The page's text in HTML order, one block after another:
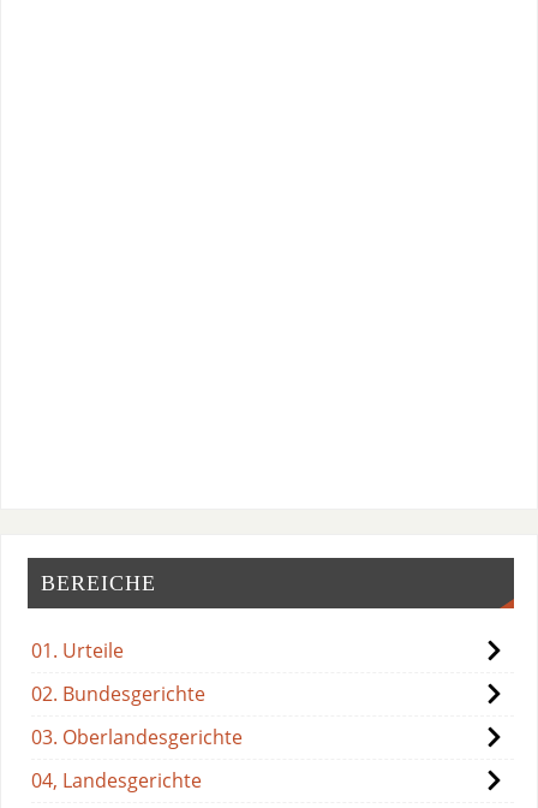
BEREICHE
01. Urteile
02. Bundesgerichte
03. Oberlandesgerichte
04, Landesgerichte